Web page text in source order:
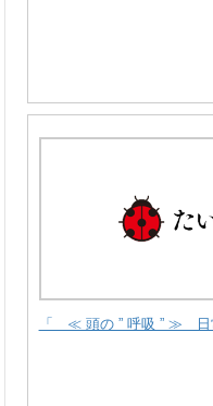
「 ≪ 頭の ” 呼吸 ” ≫ 日